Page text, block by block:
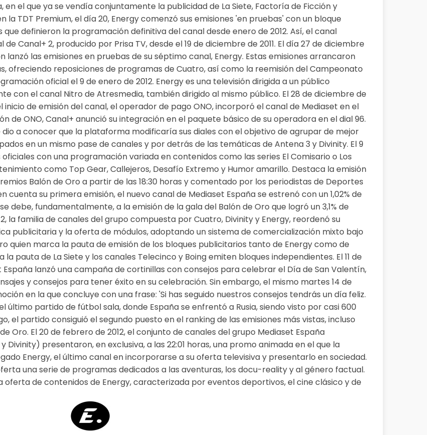
el que ya se vendía conjuntamente la publicidad de La Siete, Factoría de Ficción y
la TDT Premium, el día 20, Energy comenzó sus emisiones 'en pruebas' con un bloque
definieron la programación definitiva del canal desde enero de 2012. Así, el canal
Canal+ 2, producido por Prisa TV, desde el 19 de diciembre de 2011. El día 27 de diciembre
lanzó las emisiones en pruebas de su séptimo canal, Energy. Estas emisiones arrancaron
ofreciendo reposiciones de programas de Cuatro, así como la reemisión del Campeonato
oficial el 9 de enero de 2012. Energy es una televisión dirigida a un público
con el canal Nitro de Atresmedia, también dirigido al mismo público. El 28 de diciembre de
inicio de emisión del canal, el operador de pago ONO, incorporó el canal de Mediaset en el
de ONO, Canal+ anunció su integración en el paquete básico de su operadora en el dial 96.
dio a conocer que la plataforma modificaría sus diales con el objetivo de agrupar de mejor
en un mismo pase de canales y por detrás de las temáticas de Antena 3 y Divinity. El 9
con una programación variada en contenidos como las series El Comisario o Los
como Top Gear, Callejeros, Desafío Extremo y Humor amarillo. Destaca la emisión
Balón de Oro a partir de las 18:30 horas y comentado por los periodistas de Deportes
su primera emisión, el nuevo canal de Mediaset España se estrenó con un 1,02% de
debe, fundamentalmente, a la emisión de la gala del Balón de Oro que logró un 3,1% de
la familia de canales del grupo compuesta por Cuatro, Divinity y Energy, reordenó su
publicitaria y la oferta de módulos, adoptando un sistema de comercialización mixto bajo
quien marca la pauta de emisión de los bloques publicitarios tanto de Energy como de
pauta de La Siete y los canales Telecinco y Boing emiten bloques independientes. El 11 de
lanzó una campaña de cortinillas con consejos para celebrar el Día de San Valentín,
y consejos para tener éxito en su celebración. Sin embargo, el mismo martes 14 de
en la que concluye con una frase: 'Si has seguido nuestros consejos tendrás un día feliz.
último partido de fútbol sala, donde España se enfrentó a Rusia,​ siendo visto por casi 600
el partido consiguió el segundo puesto en el ranking de las emisiones más vistas, incluso
Oro. El 20 de febrero de 2012, el conjunto de canales del grupo Mediaset España
Divinity) presentaron, en exclusiva, a las 22:01 horas, una promo animada en el que la
Energy, el último canal en incorporarse a su oferta televisiva y presentarlo en sociedad.
una serie de programas dedicados a las aventuras, los docu-reality y al género factual.
de contenidos de Energy, caracterizada por eventos deportivos, el cine clásico y de